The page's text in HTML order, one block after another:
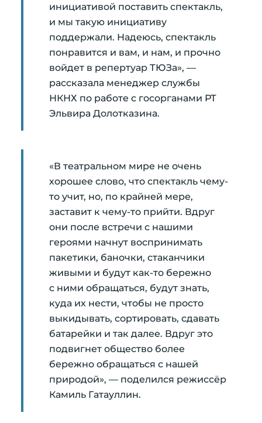
инициативой поставить спектакль,
и мы такую инициативу
поддержали. Надеюсь, спектакль
понравится и вам, и нам, и прочно
войдет в репертуар ТЮЗа», —
рассказала менеджер службы
НКНХ по работе с госорганами РТ
Эльвира Долотказина.
«В театральном мире не очень
хорошее слово, что спектакль чему-
то учит, но, по крайней мере,
заставит к чему-то прийти. Вдруг
они после встречи с нашими
героями начнут воспринимать
пакетики, баночки, стаканчики
живыми и будут как-то бережно
с ними обращаться, будут знать,
куда их нести, чтобы не просто
выкидывать, сортировать, сдавать
батарейки и так далее. Вдруг это
подвигнет общество более
бережно обращаться с нашей
природой», — поделился режиссёр
Камиль Гатауллин.